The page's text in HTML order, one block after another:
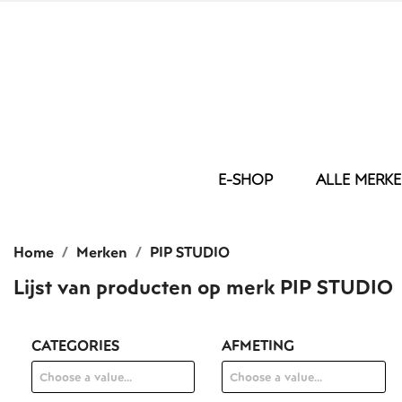
E-SHOP
DEKBED
DEKBEDOVERTREK
LAKEN
MATRAS BESCHERMER
PLAID
ALLE
Home Merken PIP STUDIO
Lijst van producten op merk PIP STUDIO
CATEGORIES AFMETING